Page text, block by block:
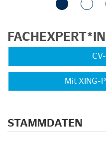
Mit XING-
STAMMDATEN